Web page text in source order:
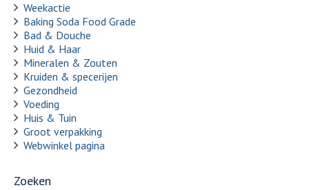
Weekactie
Baking Soda Food Grade
Bad & Douche
Huid & Haar
Mineralen & Zouten
Kruiden & specerijen
Gezondheid
Voeding
Huis & Tuin
Groot verpakking
Webwinkel pagina
Zoeken